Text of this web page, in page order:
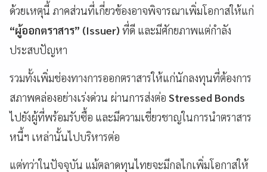
ด้วยเหตุนี้ ภาคส่วนที่เกี่ยวข้องอาจพิจารณาเพิ่มโอกาสให้แก่
“ผู้ออกตราสาร” (Issuer) ที่ดี และมีศักยภาพแต่กำลัง
ประสบปัญหา
รวมทั้งเพิ่มช่องทางการออกตราสารให้แก่นักลงทุนที่ต้องการ
สภาพคล่องอย่างเร่งด่วน ผ่านการส่งต่อ Stressed Bonds
ไปยังผู้ที่พร้อมรับซื้อ และมีความเชี่ยวชาญในการนำตราสาร
หนี้ฯ เหล่านั้นไปบริหารต่อ
แต่ทว่าในปัจจุบัน แม้ตลาดทุนไทยจะมีกลไกเพิ่มโอกาสให้